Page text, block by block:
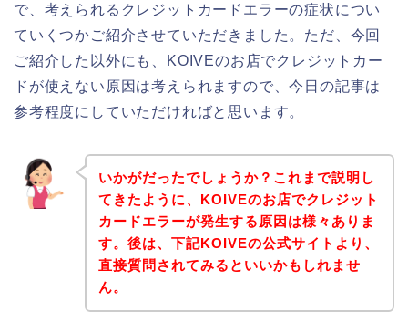
で、考えられるクレジットカードエラーの症状につい
ていくつかご紹介させていただきました。ただ、今回
ご紹介した以外にも、KOIVEのお店でクレジットカー
ドが使えない原因は考えられますので、今日の記事は
参考程度にしていただければと思います。
いかがだったでしょうか？これまで説明し
てきたように、KOIVEのお店でクレジット
カードエラーが発生する原因は様々ありま
す。後は、下記KOIVEの公式サイトより、
直接質問されてみるといいかもしれませ
ん。